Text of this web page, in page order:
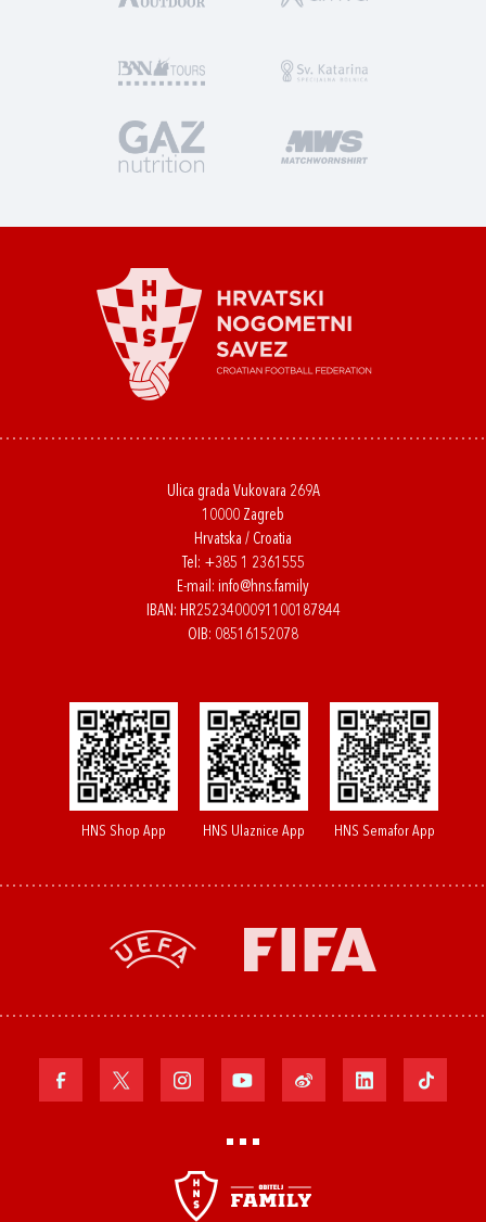
Ulica grada Vukovara 269A
10000 Zagreb
Hrvatska / Croatia
Tel: +385 1 2361555
E-mail: info@hns.family
IBAN: HR2523400091100187844
OIB: 08516152078
HNS Shop App HNS Ulaznice App HNS Semafor App